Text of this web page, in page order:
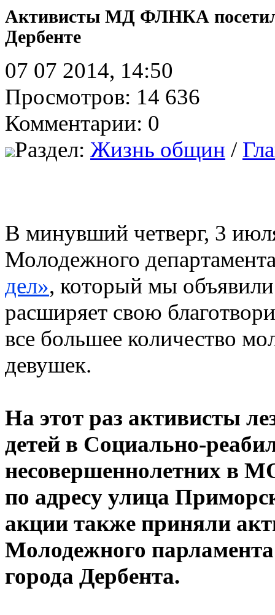
Активисты МД ФЛНКА
Дербенте
07 07 2014, 14:50
Просмотров: 14 636
Комментарии: 0
Раздел: Жизнь общин /
В минувший четверг, 3
Молодежного
дел», который мы
расширяет свою
все большее количество
девушек.
На этот раз активисты
детей в Социально-
несовершеннолетних в
по адресу улица
акции также приняли
Молодежного
города Дербента.